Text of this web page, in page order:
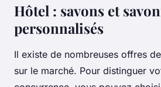
Hôtel : savons et
personnalisés
Il existe de nombreuses offres
sur le marché. Pour distinguer